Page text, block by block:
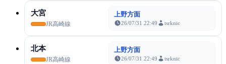
大宮
JR高崎線
上野方面
26/07/31 22:49 tsrknic
北本
JR高崎線
上野方面
26/07/31 22:49 tsrknic